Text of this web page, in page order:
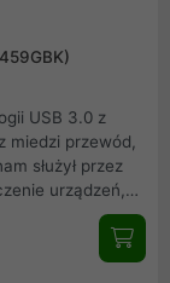
USB 3.0 z
miedzi przewód,
służył przez
urządzeń,
klawiatury,